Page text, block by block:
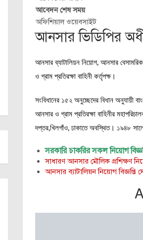
আবেদন শেষ সময়
অফিশিয়াল ওয়েবসাইট
আনসার ভিডিপির
আনসার ব্যাটালিয়ন নিয়োগ, আনসার
ও গ্রাম প্রতিরক্ষা বাহিনী কর্তৃপক্ষ।
সংবিধানের ১৫২ অনুচ্ছেদের বিধান অনুযায়ী
আনসার ও গ্রাম প্রতিরক্ষা বাহিনীর
দপ্তর,খিলগাঁও, ঢাকাতে অবস্থিত। ১৯৪৮
সরকারি চাকরির সকল নিয়োগ
সাধারণ আনসার মৌলিক প্রশিক্ষণ
আনসার ব্যাটালিয়ন নিয়োগ বিজ্ঞপ্তি